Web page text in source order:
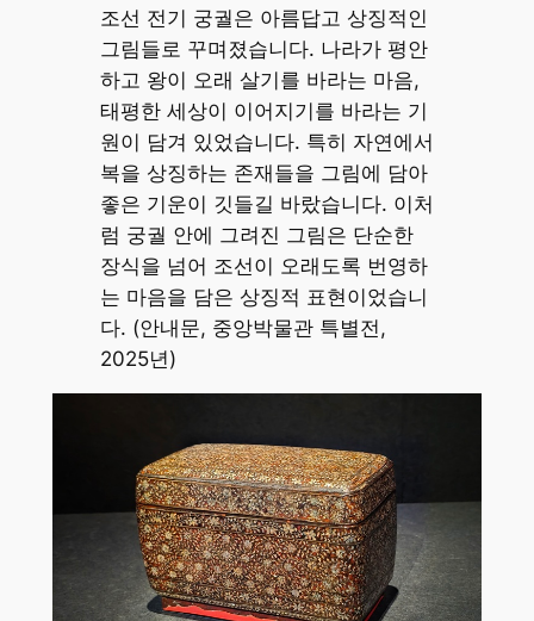
조선 전기 궁궐은 아름답고 상징적인
그림들로 꾸며졌습니다. 나라가 평안
하고 왕이 오래 살기를 바라는 마음,
태평한 세상이 이어지기를 바라는 기
원이 담겨 있었습니다. 특히 자연에서
복을 상징하는 존재들을 그림에 담아
좋은 기운이 깃들길 바랐습니다. 이처
럼 궁궐 안에 그려진 그림은 단순한
장식을 넘어 조선이 오래도록 번영하
는 마음을 담은 상징적 표현이었습니
다. (안내문, 중앙박물관 특별전,
2025년)